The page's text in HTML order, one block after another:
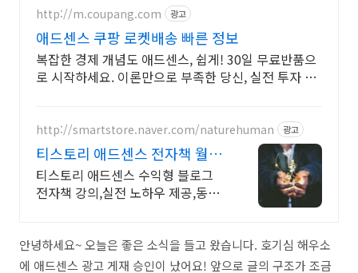
http://m.coupang.com 광고
애드센스 쿠팡 로켓배송 빠른 정보
복잡한 경제 개념도 애드센스, 쉽게! 30일 무료반품으
로 시작하세요. 이론만으로 부족한 당신, 실전 투자 전
http://smartstore.naver.com/naturehuman 광고
티스토리 애드센스 전자책 월
100만원 고정 수익발생!
티스토리 애드센스 수익형 블로그
전자책 강의,실전 노하우 제공,동영
로 초보자도 쉽게 배워요!
안녕하세요~ 오늘은 좋은 소식을 들고 왔습니다. 호기심 해우소
에 애드센스 광고 게재 승인이 났어요! 앞으로 글의 구조가 조금